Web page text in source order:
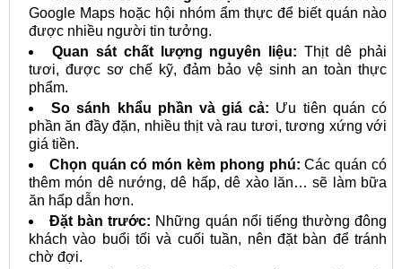
Google Maps hoặc hội nhóm ẩm thực để biết quán nào
được nhiều người tin tưởng.
Quan sát chất lượng nguyên liệu: Thịt dê phải
tươi, được sơ chế kỹ, đảm bảo vệ sinh an toàn thực
phẩm.
So sánh khẩu phần và giá cả: Ưu tiên quán có
phần ăn đầy đặn, nhiều thịt và rau tươi, tương xứng với
giá tiền.
Chọn quán có món kèm phong phú: Các quán có
thêm món dê nướng, dê hấp, dê xào lăn… sẽ làm bữa
ăn hấp dẫn hơn.
Đặt bàn trước: Những quán nổi tiếng thường đông
khách vào buổi tối và cuối tuần, nên đặt bàn để tránh
chờ đợi.